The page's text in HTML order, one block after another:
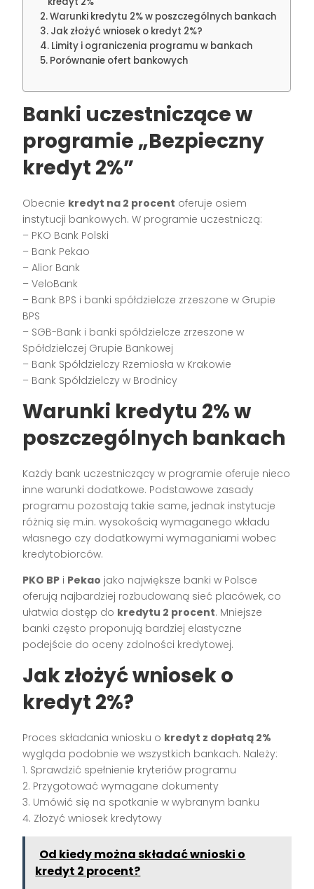
Warunki kredytu 2% w poszczególnych bankach
Jak złożyć wniosek o kredyt 2%?
Limity i ograniczenia programu w bankach
Porównanie ofert bankowych
Banki uczestniczące w
programie „Bezpieczny
kredyt 2%”
Obecnie kredyt na 2 procent oferuje osiem
instytucji bankowych. W programie uczestniczą:
– PKO Bank Polski
– Bank Pekao
– Alior Bank
– VeloBank
– Bank BPS i banki spółdzielcze zrzeszone w Grupie
BPS
– SGB-Bank i banki spółdzielcze zrzeszone w
Spółdzielczej Grupie Bankowej
– Bank Spółdzielczy Rzemiosła w Krakowie
– Bank Spółdzielczy w Brodnicy
Warunki kredytu 2% w
poszczególnych bankach
Każdy bank uczestniczący w programie oferuje nieco
inne warunki dodatkowe. Podstawowe zasady
programu pozostają takie same, jednak instytucje
różnią się m.in. wysokością wymaganego wkładu
własnego czy dodatkowymi wymaganiami wobec
kredytobiorców.
PKO BP i Pekao jako największe banki w Polsce
oferują najbardziej rozbudowaną sieć placówek, co
ułatwia dostęp do kredytu 2 procent. Mniejsze
banki często proponują bardziej elastyczne
podejście do oceny zdolności kredytowej.
Jak złożyć wniosek o
kredyt 2%?
Proces składania wniosku o kredyt z dopłatą 2%
wygląda podobnie we wszystkich bankach. Należy:
1. Sprawdzić spełnienie kryteriów programu
2. Przygotować wymagane dokumenty
3. Umówić się na spotkanie w wybranym banku
4. Złożyć wniosek kredytowy
Od kiedy można składać wnioski o
kredyt 2 procent?